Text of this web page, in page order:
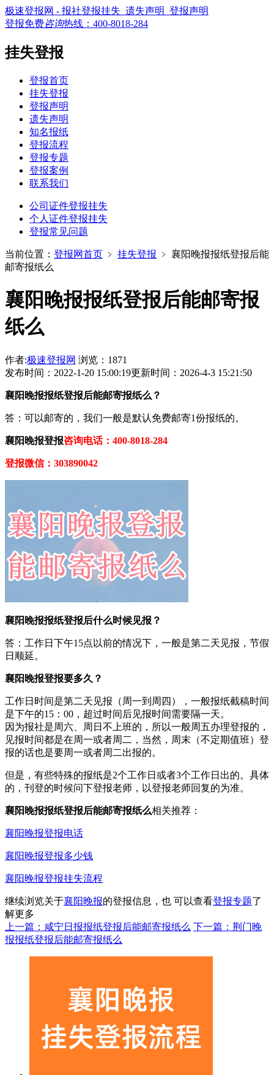
极速登报网 - 报社登报挂失_遗失声明_登报声明
登报免费咨询热线： 400-8018-284
挂失登报
登报首页
挂失登报
登报声明
遗失声明
知名报纸
登报流程
登报专题
登报案例
联系我们
公司证件登报挂失
个人证件登报挂失
登报常见问题
当前位置： 登报网首页 ﹥ 挂失登报 ﹥ 襄阳晚报报纸登报后能
邮寄报纸么
襄阳晚报报纸登报后能邮寄报
纸么
作者:极速登报网 浏览：1871
发布时间：2022-1-20 15:00:19更新时间：2026-4-3 15:21:50
襄阳晚报报纸登报后能邮寄报纸么？
答：可以邮寄的，我们一般是默认免费邮寄1份报纸的。
襄阳晚报登报咨询电话：400-8018-284
登报微信：303890042
襄阳晚报报纸登报后什么时候见报？
答：工作日下午15点以前的情况下，一般是第二天见报，节假
日顺延。
襄阳晚报登报要多久？
工作日时间是第二天见报（周一到周四），一般报纸截稿时间
是下午的15：00，超过时间后见报时间需要隔一天。
因为报社是周六、周日不上班的，所以一般周五办理登报的，
见报时间都是在周一或者周二，当然，周末（不定期值班）登
报的话也是要周一或者周二出报的。
但是，有些特殊的报纸是2个工作日或者3个工作日出的。具体
的，刊登的时候问下登报老师，以登报老师回复的为准。
襄阳晚报报纸登报后能邮寄报纸么相关推荐：
襄阳晚报登报电话
襄阳晚报登报多少钱
襄阳晚报登报挂失流程
继续浏览关于襄阳晚报的登报信息，也 可以查看登报专题了
解更多
上一篇：咸宁日报报纸登报后能邮寄报纸么 下一篇：荆门晚
报报纸登报后能邮寄报纸么